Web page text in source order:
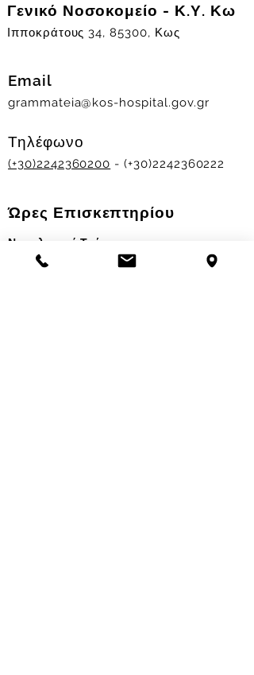
Γενικό Νοσοκομείο - Κ.Υ. Κω
Ιπποκράτους 34, 85300, Κως
Email
grammateia@kos-hospital.gov.gr
Τηλέφωνο
(+30)2242360200 - (+30)2242360222
Ώρες Επισκεπτηρίου
Νοσηλευτικά Τμήματα
Χειμερινό ωράριο: 11.00-13.00
17.30-19.30